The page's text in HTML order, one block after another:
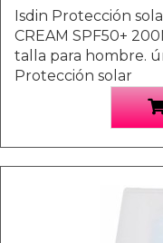
Isdin Protección
CREAM SPF50+
talla para hombre.
Protección solar